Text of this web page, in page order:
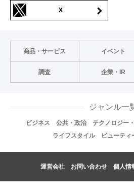
X
商品・サービス イベント
調査 企業・IR
ジャンル一
ビジネス 公共・政治 テクノロジー
ライフスタイル
ビューティ
運営会社 お問い合わせ 個人情